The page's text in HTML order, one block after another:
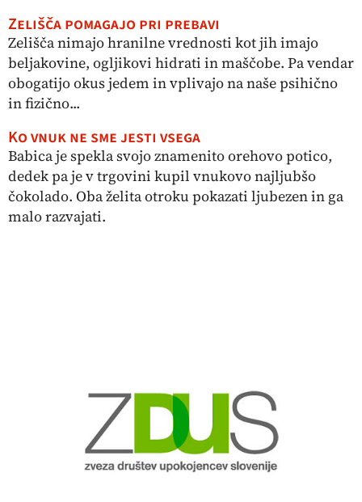
Zelišča pomagajo pri prebavi
Zelišča nimajo hranilne vrednosti kot jih imajo
beljakovine, ogljikovi hidrati in maščobe. Pa vendar
obogatijo okus jedem in vplivajo na naše psihično
in fizično...
Ko vnuk ne sme jesti vsega
Babica je spekla svojo znamenito orehovo potico,
dedek pa je v trgovini kupil vnukovo najljubšo
čokolado. Oba želita otroku pokazati ljubezen in ga
malo razvajati.